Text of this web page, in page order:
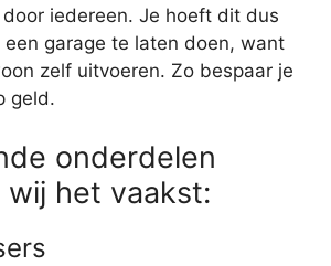
iedereen. Je hoeft dit dus
garage te laten doen, want
zelf uitvoeren. Zo bespaar je
geld.
onderdelen
wij het vaakst: